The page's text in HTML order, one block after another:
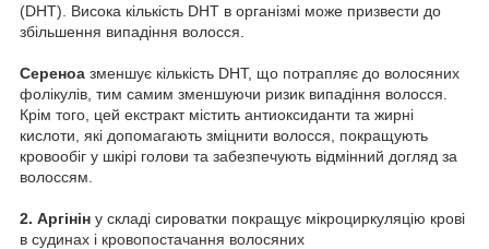
(DHT). Висока кількість DHT в організмі може призвести до
збільшення випадіння волосся.
Сереноа зменшує кількість DHT, що потрапляє до волосяних
фолікулів, тим самим зменшуючи ризик випадіння волосся.
Крім того, цей екстракт містить антиоксиданти та жирні
кислоти, які допомагають зміцнити волосся, покращують
кровообіг у шкірі голови та забезпечують відмінний догляд за
волоссям.
2. Аргінін у складі сироватки покращує мікроциркуляцію крові
в судинах і кровопостачання волосяних